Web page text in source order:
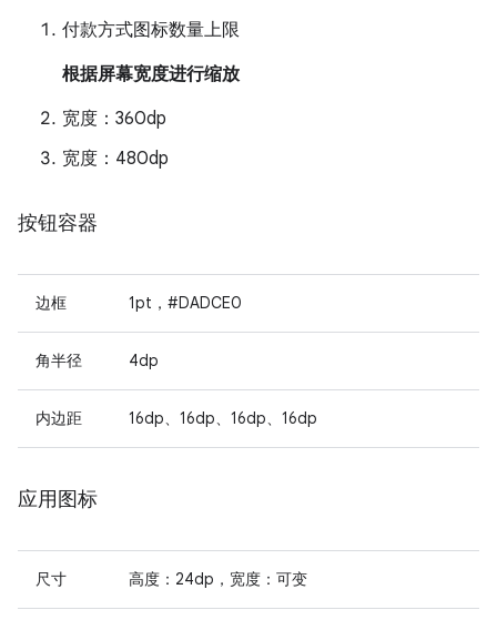
付款方式图标数量上限
根据屏幕宽度进行缩放
宽度：360dp
宽度：480dp
按钮容器
边框 1pt，#DADCE0
角半径 4dp
内边距 16dp、16dp、16dp、16dp
应用图标
尺寸 高度：24dp，宽度：可变